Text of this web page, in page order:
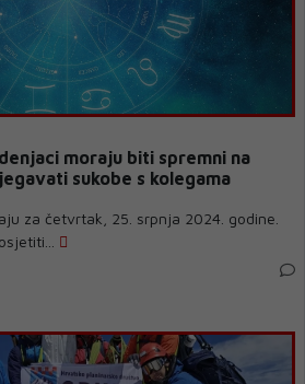
moraju biti spremni na
sukobe s kolegama
za četvrtak, 25. srpnja 2024. godine.